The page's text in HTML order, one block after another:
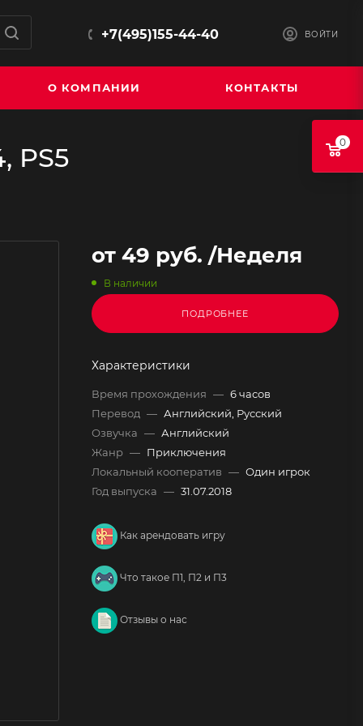
ВОЙТИ
+7(495)155-44-40
О КОМПАНИИ КОНТАКТЫ
PS5
от 49 руб. /Неделя
В наличии
ПОДРОБНЕЕ
Характеристики
Время прохождения — 6 часов
Перевод — Английский, Русский
Озвучка — Английский
Жанр — Приключения
Локальный кооператив — Один игрок
Год выпуска — 31.07.2018
Как арендовать игру
Что такое П1, П2 и П3
Отзывы о нас
0